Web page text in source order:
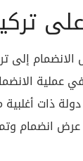
عملية
ذات
انضمام